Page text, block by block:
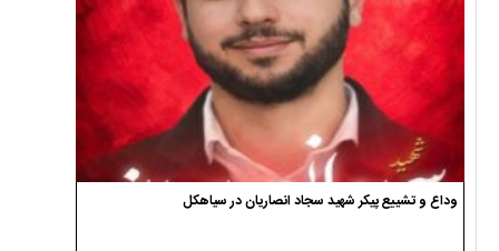
وداع و تشییع پیکر شهید سجاد انصاریان در سیاهکل